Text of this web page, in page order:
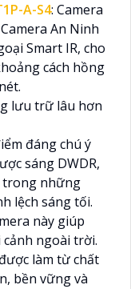
A-S4: Camera
An Ninh
Smart IR, cho
cách hồng
lưu trữ lâu hơn
đáng chú ý
sáng DWDR,
trong những
lệch sáng tối.
này giúp
ngoài trời.
làm từ chất
bền vững và